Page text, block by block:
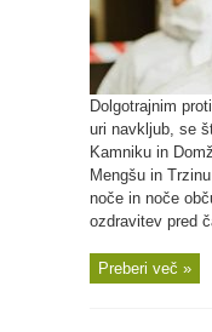
Dolgotrajnim
uri navkljub, se
Kamniku in
Mengšu in
noče in noče
ozdravitev pred
Preberi več »